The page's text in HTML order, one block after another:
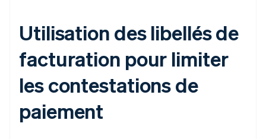
Utilisation des libellés de
facturation pour limiter
les contestations de
paiement